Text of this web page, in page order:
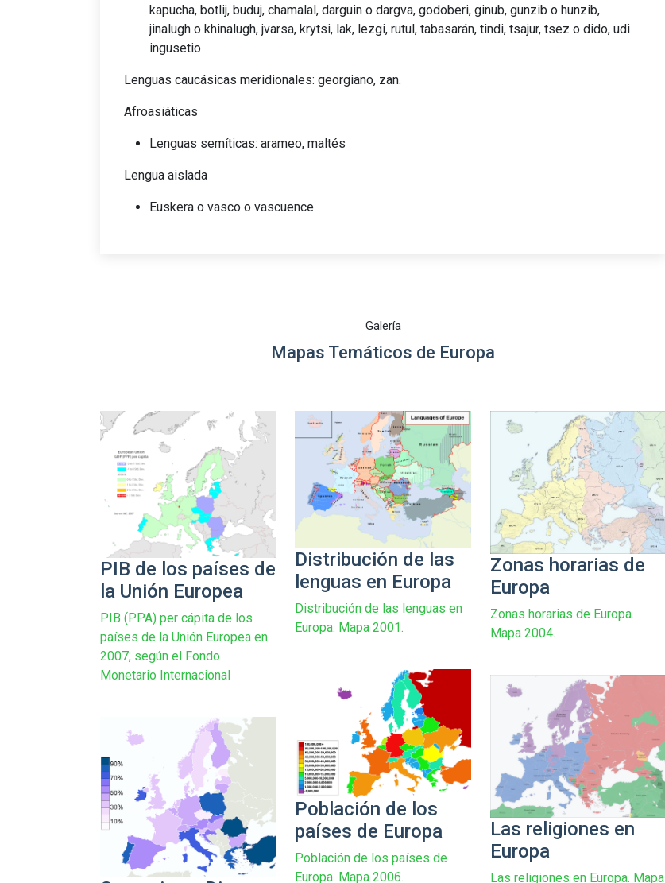
kapucha, botlij, buduj, chamalal, darguin o dargva, godoberi, ginub, gunzib o hunzib,
jinalugh o khinalugh, jvarsa, krytsi, lak, lezgi, rutul, tabasarán, tindi, tsajur, tsez o dido, udi
ingusetio
Lenguas caucásicas meridionales: georgiano, zan.
Afroasiáticas
Lenguas semíticas: arameo, maltés
Lengua aislada
Euskera o vasco o vascuence
Galería
Mapas Temáticos de Europa
PIB de los países de
la Unión Europea
PIB (PPA) per cápita de los
países de la Unión Europea en
2007, según el Fondo
Monetario Internacional
Distribución de las
lenguas en Europa
Distribución de las lenguas en
Europa. Mapa 2001.
Zonas horarias de
Europa
Zonas horarias de Europa.
Mapa 2004.
Población de los
países de Europa
Población de los países de
Europa. Mapa 2006.
Las religiones en
Europa
Las religiones en Europa. Mapa